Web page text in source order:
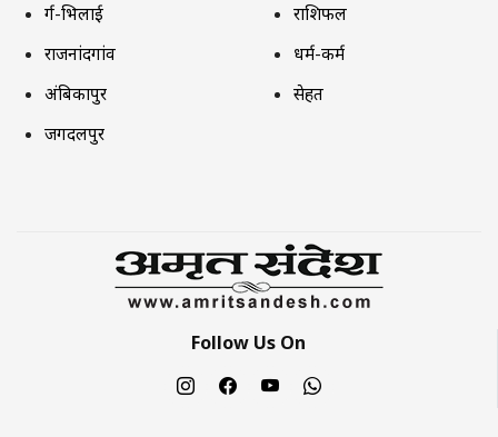
दुर्ग-भिलाई
राजनांदगांव
अंबिकापुर
जगदलपुर
राशिफल
धर्म-कर्म
सेहत
Follow Us On